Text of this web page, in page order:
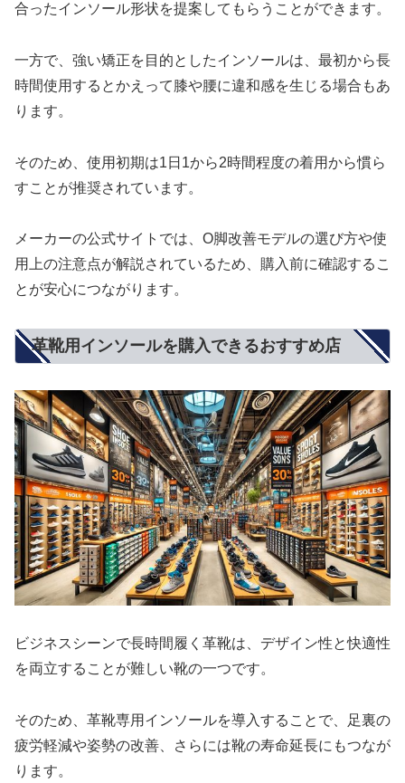
合ったインソール形状を提案してもらうことができます。
一方で、強い矯正を目的としたインソールは、最初から長
時間使用するとかえって膝や腰に違和感を生じる場合もあ
ります。
そのため、使用初期は1日1から2時間程度の着用から慣ら
すことが推奨されています。
メーカーの公式サイトでは、O脚改善モデルの選び方や使
用上の注意点が解説されているため、購入前に確認するこ
とが安心につながります。
革靴用インソールを購入できるおすすめ店
ビジネスシーンで長時間履く革靴は、デザイン性と快適性
を両立することが難しい靴の一つです。
そのため、革靴専用インソールを導入することで、足裏の
疲労軽減や姿勢の改善、さらには靴の寿命延長にもつなが
ります。